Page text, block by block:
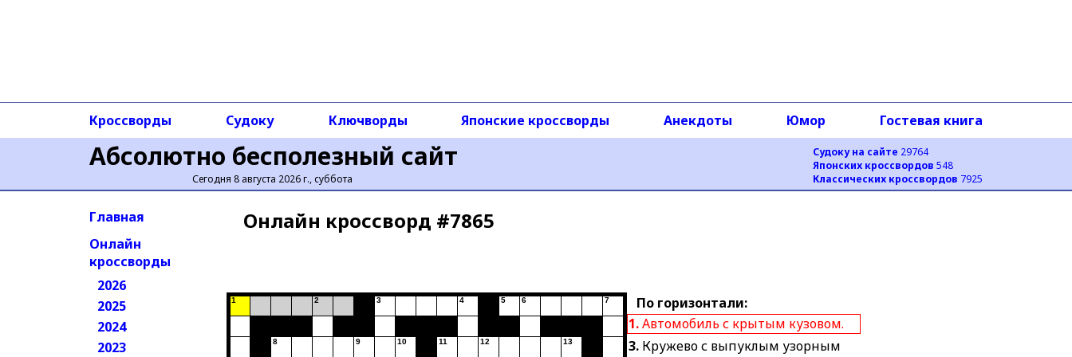
Абсолютно бесполезный сайт
Сегодня 8 августа 2026 г., суббота
Судоку на сайте 29764
Японских кроссвордов 548
Классических кроссвордов 7925
Кроссворды Судоку Ключворды Японские кроссворды Анекдоты Юмор Гостевая книга
Главная
Онлайн
кроссворды
2026
2025
2024
2023
Онлайн кроссворд #7865
По горизонтали:
1.Автомобиль с крытым кузовом.
3. Кружево с выпуклым узорным
1
8
2
9
3
10 11
4
12
5 6
13
7